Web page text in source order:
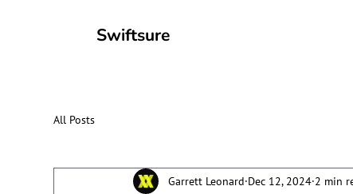
Swiftsure
All Posts
Garrett Leonard Dec 12, 2024 2 min